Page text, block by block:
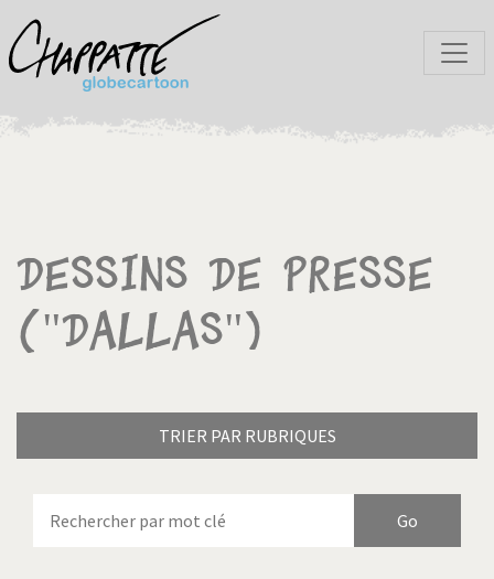
Dessins de presse
("Dallas")
TRIER PAR RUBRIQUES
Bienvenue en Italie